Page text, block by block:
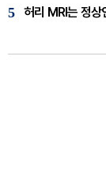
5 허리 MRI는 정상